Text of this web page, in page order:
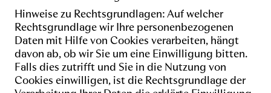
Hinweise zu Rechtsgrundlagen: Auf welcher
Rechtsgrundlage wir Ihre personenbezogenen
Daten mit Hilfe von Cookies verarbeiten, hängt
davon ab, ob wir Sie um eine Einwilligung bitten.
Falls dies zutrifft und Sie in die Nutzung von
Cookies einwilligen, ist die Rechtsgrundlage der